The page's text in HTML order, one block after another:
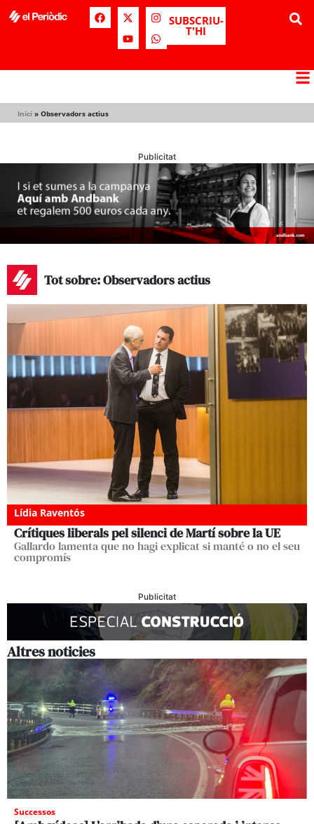
SUBSCRIU-
T'HI
Inici » Observadors actius
Publicitat
Tot sobre: Observadors actius
Lídia Raventós
Crítiques liberals pel silenci de Martí sobre la UE
Gallardo lamenta que no hagi explicat si manté o no el seu
compromís
Publicitat
Altres noticies
Successos